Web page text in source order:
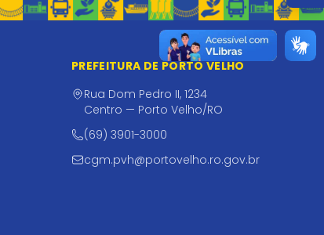
PREFEITURA DE PORTO VELHO
Rua Dom Pedro II, 1234
Centro — Porto Velho/RO
(69) 3901-3000
cgm.pvh@portovelho.ro.gov.br